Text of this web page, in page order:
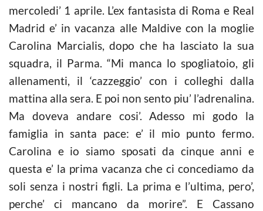
mercoledi’ 1 aprile. L’ex fantasista di Roma e Real
Madrid e’ in vacanza alle Maldive con la moglie
Carolina Marcialis, dopo che ha lasciato la sua
squadra, il Parma. “Mi manca lo spogliatoio, gli
allenamenti, il ‘cazzeggio’ con i colleghi dalla
mattina alla sera. E poi non sento piu’ l’adrenalina.
Ma doveva andare cosi’. Adesso mi godo la
famiglia in santa pace: e’ il mio punto fermo.
Carolina e io siamo sposati da cinque anni e
questa e’ la prima vacanza che ci concediamo da
soli senza i nostri figli. La prima e l’ultima, pero’,
perche’ ci mancano da morire”. E Cassano